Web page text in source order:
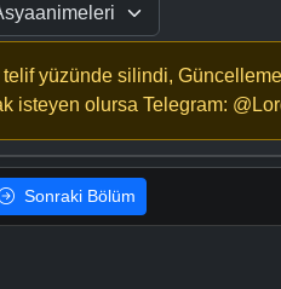
yüzünde silindi,
isteyen olursa Telegram:
Sonraki Bölüm